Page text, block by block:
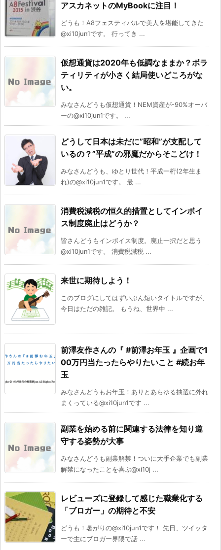
アスカネットのMyBookに注目！
どうも！A8フェスティバルで美人を堪能してきた
@xi10jun1です。 行ってき ...
仮想通貨は2020年も低調なままか？ボラ
ティリティが小さく結局使いどころがな
い。
みなさんどうも仮想通貨！NEM資産が-90%オーバ
ーの@xi10jun1です。 ...
どうして日本は未だに”昭和”が支配して
いるの？”平成”の邪魔だからそこどけ！
みなさんどうも、ゆとり世代！平成一桁(2年生ま
れ)の@xi10jun1です。 最 ...
消費税減税の恒久的措置としてインボイ
ス制度廃止はどうか？
皆さんどうもインボイス制度。廃止一択だと思う
@xi10jun1です。 消費税減税 ...
来世に期待しよう！
このブログにしてはずいぶん短いタイトルですが、
今日はただの雑記。 もうね、世界中 ...
前澤友作さんの『 #前澤お年玉 』企画で1
00万円当たったらやりたいこと #続お年
玉
みなさんどうもお年玉！ありとあらゆる抽選に外れ
まくっている@xi10jun1です ...
副業を始める前に関連する法律を知り遵
守する姿勢が大事
みなさんどうも副業解禁！ついに大手企業でも副業
解禁になったことを喜ぶ@xi10j ...
レビューズに登録して感じた職業化する
「ブロガー」の期待と不安
どうも！暑がりの@xi10jun1です！ 先日、ツイッタ
ーで主にブロガー界隈で話 ...